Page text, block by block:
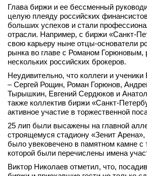
Новости
Интервью
вконтакте
телеграм
Стать автором
Вход
Глава биржи и ее бессменный
целую плеяду российских
больших успехов и стали
отрасли. Например, с биржи «Санкт-
свою карьеру ныне отцы-основатели
рынка во главе с Романом Горюновым,
нескольких российских брокеров.
Неудивительно, что коллеги и
– Сергей Рощин, Роман Горюнов,
Тырышкин, Евгений Сердюков и
также коллектив биржи «Санкт-
активное участие в торжественной
25 лип были высажены на главной
строящемуся стадиону «Зенит
было увековечено в памятном камне с
которой были перечислены имена
Виктор Николаев отметил, что,